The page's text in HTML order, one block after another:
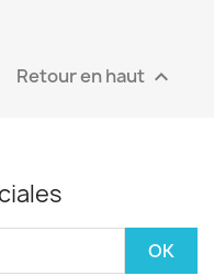
Retour en haut 